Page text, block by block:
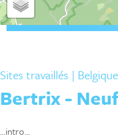
Sites travaillés | Belgique
Bertrix -
...intro...